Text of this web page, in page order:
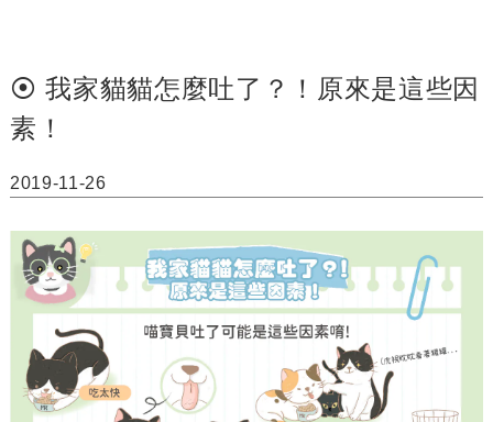
⦿ 我家貓貓怎麼吐了？！原來是這些因
素！
2019-11-26